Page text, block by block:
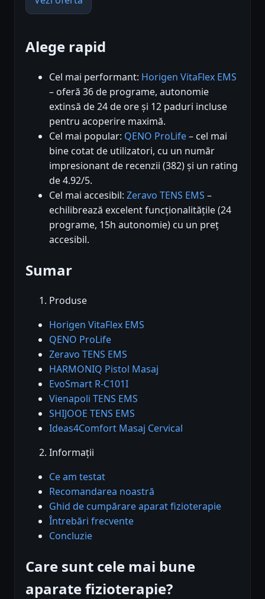
Alege rapid
Cel mai performant: Horigen VitaFlex EMS
– oferă 36 de programe, autonomie
extinsă de 24 de ore și 12 paduri incluse
pentru acoperire maximă.
Cel mai popular: QENO ProLife– cel mai
bine cotat de utilizatori, cu un număr
impresionant de recenzii (382) și un rating
de 4.92/5.
Cel mai accesibil: Zeravo TENS EMS –
echilibrează excelent funcționalitățile (24
programe, 15h autonomie) cu un preț
accesibil.
Sumar
Produse
Horigen VitaFlex EMS
QENO ProLife
Zeravo TENS EMS
HARMONIQ Pistol Masaj
EvoSmart R-C101I
Vienapoli TENS EMS
SHIJOOE TENS EMS
Ideas4Comfort Masaj Cervical
Informații
Ce am testat
Recomandarea noastră
Ghid de cumpărare aparat fizioterapie
Întrebări frecvente
Concluzie
Care sunt cele mai bune
aparate fizioterapie?